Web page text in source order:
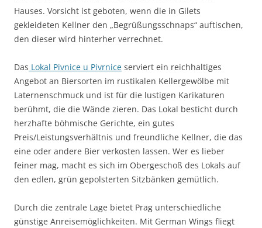
Hauses. Vorsicht ist geboten, wenn die in Gilets
gekleideten Kellner den „Begrüßungsschnaps“ auftischen,
den dieser wird hinterher verrechnet.
Das Lokal Pivnice u Pivrnice serviert ein reichhaltiges
Angebot an Biersorten im rustikalen Kellergewölbe mit
Laternenschmuck und ist für die lustigen Karikaturen
berühmt, die die Wände zieren. Das Lokal besticht durch
herzhafte böhmische Gerichte, ein gutes
Preis/Leistungsverhältnis und freundliche Kellner, die das
eine oder andere Bier verkosten lassen. Wer es lieber
feiner mag, macht es sich im Obergeschoß des Lokals auf
den edlen, grün gepolsterten Sitzbänken gemütlich.
Durch die zentrale Lage bietet Prag unterschiedliche
günstige Anreisemöglichkeiten. Mit German Wings fliegt